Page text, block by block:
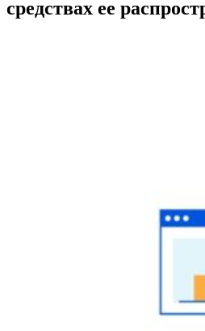
средствах ее